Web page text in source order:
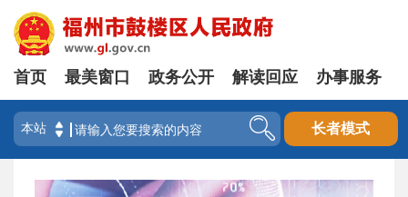
登录
首页 最美窗口 政务公开 解读回应 办事服务
长者模式